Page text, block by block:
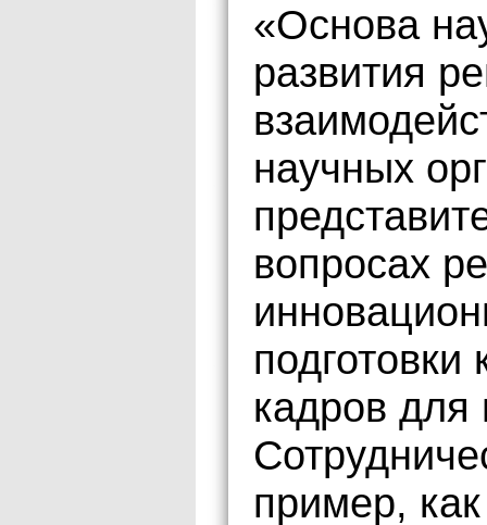
«Основа
развития
научных
вопросах
кадров для
пример,